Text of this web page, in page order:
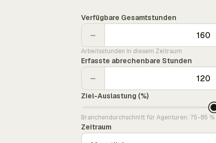
Verfügbare Gesamtstunden
−
Arbeitsstunden in diesem Zeitraum
Erfasste abrechenbare Stunden
−
Ziel-Auslastung (%)
Branchendurchschnitt für Agenturen: 75-85 %
Zeitraum